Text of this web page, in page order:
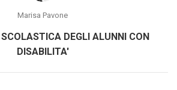
Marisa Pavone
DEGLI ALUNNI CON
DISABILITA'